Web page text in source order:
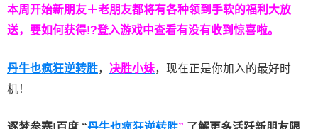
本周开始新朋友＋老朋友都将有各种领到手软的福利大放
送，要如何获得!?登入游戏中查看有没有收到惊喜啦。
丹牛也疯狂逆转胜， 决胜小妹，现在正是你加入的最好时
机！